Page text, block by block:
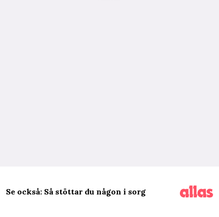
Se också: Så stöttar du någon i sorg